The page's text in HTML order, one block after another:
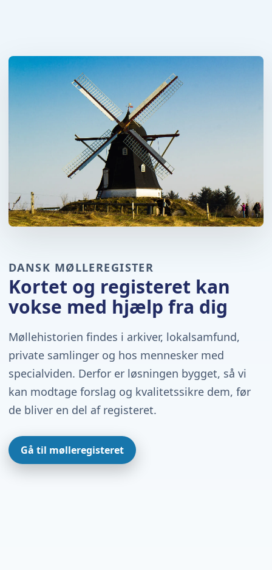
DANSK MØLLEREGISTER
Kortet og registeret kan
vokse med hjælp fra dig
Møllehistorien findes i arkiver, lokalsamfund,
private samlinger og hos mennesker med
specialviden. Derfor er løsningen bygget, så vi
kan modtage forslag og kvalitetssikre dem, før
de bliver en del af registeret.
Gå til mølleregisteret